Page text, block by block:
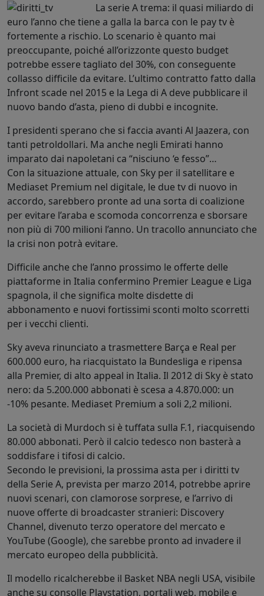
La serie A trema: il quasi miliardo di
euro l’anno che tiene a galla la barca con le pay tv è
fortemente a rischio. Lo scenario è quanto mai
preoccupante, poiché all’orizzonte questo budget
potrebbe essere tagliato del 30%, con conseguente
collasso difficile da evitare. L’ultimo contratto fatto dalla
Infront scade nel 2015 e la Lega di A deve pubblicare il
nuovo bando d’asta, pieno di dubbi e incognite.
I presidenti sperano che si faccia avanti Al Jaazera, con
tanti petroldollari. Ma anche negli Emirati hanno
imparato dai napoletani ca “nisciuno ‘e fesso”…
Con la situazione attuale, con Sky per il satellitare e
Mediaset Premium nel digitale, le due tv di nuovo in
accordo, sarebbero pronte ad una sorta di coalizione
per evitare l’araba e scomoda concorrenza e sborsare
non più di 700 milioni l’anno. Un tracollo annunciato che
la crisi non potrà evitare.
Difficile anche che l’anno prossimo le offerte delle
piattaforme in Italia confermino Premier League e Liga
spagnola, il che significa molte disdette di
abbonamento e nuovi fortissimi sconti molto scorretti
per i vecchi clienti.
Sky aveva rinunciato a trasmettere Barça e Real per
600.000 euro, ha riacquistato la Bundesliga e ripensa
alla Premier, di alto appeal in Italia. Il 2012 di Sky è stato
nero: da 5.200.000 abbonati è scesa a 4.870.000: un
-10% pesante. Mediaset Premium a soli 2,2 milioni.
La società di Murdoch si è tuffata sulla F.1, riacquisendo
80.000 abbonati. Però il calcio tedesco non basterà a
soddisfare i tifosi di calcio.
Secondo le previsioni, la prossima asta per i diritti tv
della Serie A, prevista per marzo 2014, potrebbe aprire
nuovi scenari, con clamorose sorprese, e l’arrivo di
nuove offerte di broadcaster stranieri: Discovery
Channel, divenuto terzo operatore del mercato e
YouTube (Google), che sarebbe pronto ad invadere il
mercato europeo della pubblicità.
Il modello ricalcherebbe il Basket NBA negli USA, visibile
anche su consolle Playstation, portali web, mobile e